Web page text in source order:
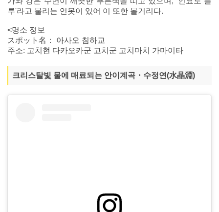
루'라고 불리는 연못이 있어 이 또한 볼거리다.
<명소 정보
スポット名： 아사오 침하교
주소: 고치현 다카오카군 고치군 고치마치 가마이타
크리스탈빛 물에 매료되는 안이계곡・수정연(水晶淵)